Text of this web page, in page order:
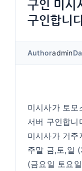
구인 미시
구인합니
Authoradmin
미시사가 토
서버 구인합니
미시사가 거주
주말 금,토,일
(금요일 토요